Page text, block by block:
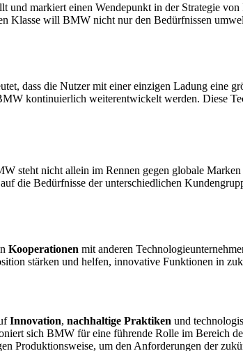
und markiert einen Wendepunkt in der Strategie
Klasse will BMW nicht nur den Bedürfnissen
dass die Nutzer mit einer einzigen Ladung eine
kontinuierlich weiterentwickelt werden. Diese
steht nicht allein im Rennen gegen globale
die Bedürfnisse der unterschiedlichen
Kooperationen mit anderen
stärken und helfen, innovative Funktionen in
Innovation, nachhaltige Praktiken und
sich BMW für eine führende Rolle im Bereich
Produktionsweise, um den Anforderungen der